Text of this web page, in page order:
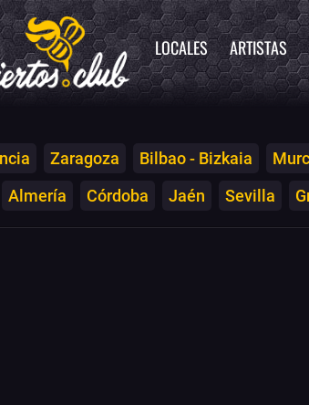
LOCALES ARTISTAS
Zaragoza Bilbao - Bizkaia
Almería Córdoba Jaén Sevilla